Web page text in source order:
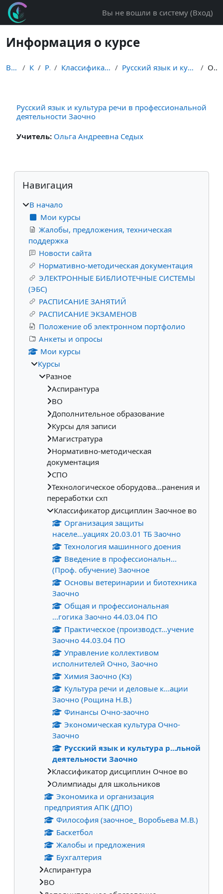
Перейти к основному содержанию
Вы не вошли в систему (Вход)
Информация о курсе
В начало Курсы Разное Классификатор дисциплин Заочное во Русский язык и культура р...льной деятельности Заочно Описание
Русский язык и культура речи в профессиональной
деятельности Заочно
Учитель: Ольга Андреевна Седых
Блоки
Пропустить Навигация
Навигация
В начало
Мои курсы
Жалобы, предложения, техническая
поддержка
Новости сайта
Нормативно-методическая документация
ЭЛЕКТРОННЫЕ БИБЛИОТЕЧНЫЕ СИСТЕМЫ
(ЭБС)
РАСПИСАНИЕ ЗАНЯТИЙ
РАСПИСАНИЕ ЭКЗАМЕНОВ
Положение об электронном портфолио
Анкеты и опросы
Мои курсы
Курсы
Разное
Аспирантура
ВО
Дополнительное образование
Курсы для записи
Магистратура
Нормативно-методическая
документация
СПО
Технологическое оборудова...ранения и
переработки схп
Классификатор дисциплин Заочное во
Организация защиты
населе...уациях 20.03.01 ТБ Заочно
Технология машинного доения
Введение в профессиональн...
(Проф. обучение) Заочное
Основы ветеринарии и биотехника
Заочно
Общая и профессиональная
...гогика Заочно 44.03.04 ПО
Практическое (производст...учение
Заочно 44.03.04 ПО
Управление коллективом
исполнителей Очно, Заочно
Химия Заочно (Кз)
Культура речи и деловые к...ации
Заочно (Рощина Н.В.)
Финансы Очно-заочно
Экономическая культура Очно-
Заочно
Русский язык и культура р...льной
деятельности Заочно
Классификатор дисциплин Очное во
Олимпиады для школьников
Экономика и организация
предприятия АПК (ДПО)
Философия (заочное_ Воробьева М.В.)
Баскетбол
Жалобы и предложения
Бухгалтерия
Аспирантура
ВО